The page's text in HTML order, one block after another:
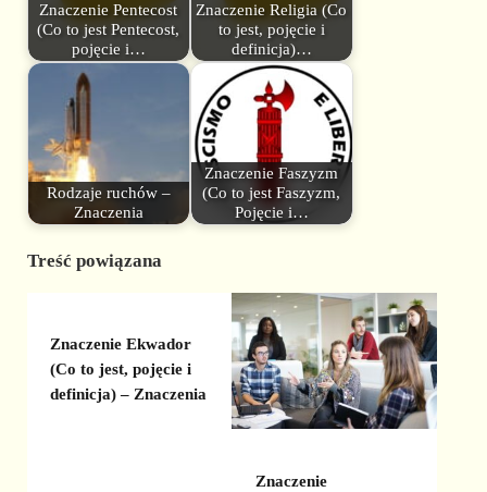
Znaczenie Pentecost
(Co to jest Pentecost,
pojęcie i…
Znaczenie Religia (Co
to jest, pojęcie i
definicja)…
Rodzaje ruchów –
Znaczenia
Znaczenie Faszyzm
(Co to jest Faszyzm,
Pojęcie i…
Treść powiązana
Znaczenie Ekwador
(Co to jest, pojęcie i
definicja) – Znaczenia
Znaczenie